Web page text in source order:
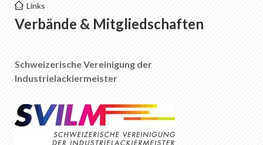
Industrielacke
Über KABE Farben
Verkaufsstellen
Links
Verbände & Mitgliedschaften
Schweizerische Vereinigung der
Industrielackiermeister